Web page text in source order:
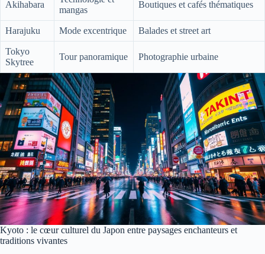
Akihabara
mangas
Boutiques et cafés thématiques
Harajuku Mode excentrique Balades et street art
Tokyo
Skytree
Tour panoramique Photographie urbaine
Kyoto : le cœur culturel du Japon entre paysages enchanteurs et
traditions vivantes